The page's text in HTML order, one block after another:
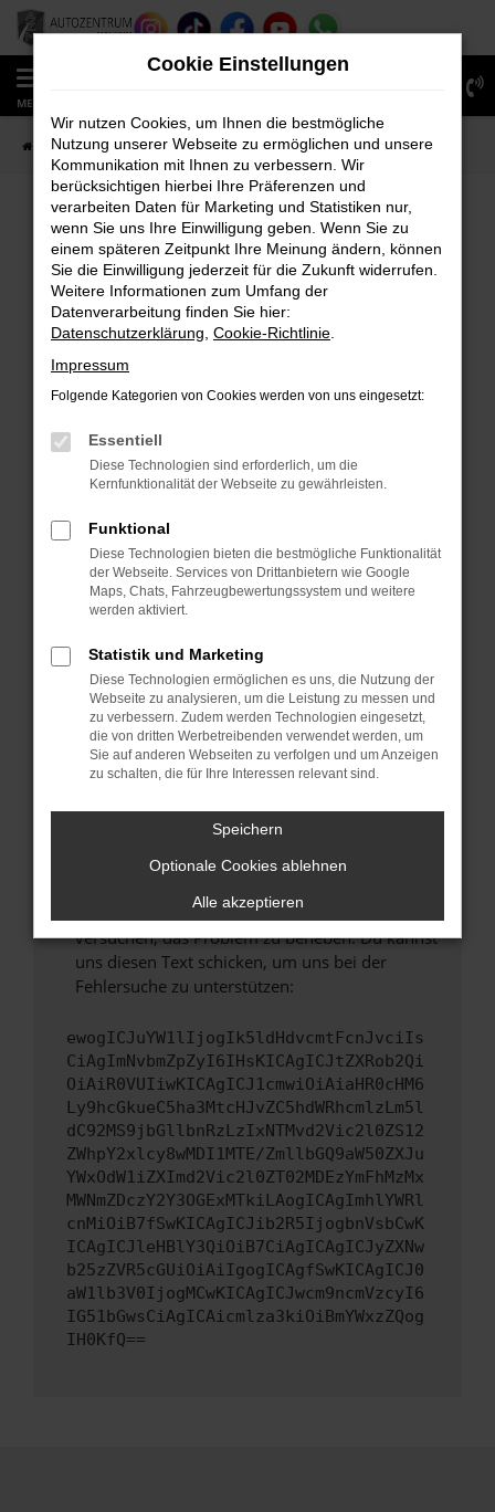
Zum
Hauptinhalt
springen
MENÜ
Startseite Fahrzeugverkauf Fahrzeug-Showroom
FEHLER: NETWORK ERROR
Beim Laden ist ein Fehler aufgetreten.
Hier sind ein paar Tipps, die dir helfen können:
Überprüfe deine Firewall und deine
Internetverbindung.
Laden andere Webseiten, zum Beispiel deine
Prüfe deine Browsererweiterungen.
Manche Erweiterungen, wie Werbeblocker,
verhindern. Funktioniert die Seite in einem
anderen Browser oder in einem privaten
Fenster?
Starte dein Gerät neu.
Probleme zu beheben.
Stelle sicher, dass dein Browser und dein
Betriebssystem auf dem neuesten Stand
sind.
Veraltete Software birgt nicht nur ein
Sicherheitsrisiko, sondern kann auch dazu
führen, dass bestimmte Funktionen nicht mehr
unterstützt werden.
Wende dich an den Webseitenbetreiber.
hast, kontaktiere uns bitte. Wir werden
versuchen, das Problem zu beheben. Du kannst
uns diesen Text schicken, um uns bei der
Fehlersuche zu unterstützen:
ewogICJuYW1lIjogIk5ldHdvcmtFcnJvciIs
CiAgImNvbmZpZyI6IHsKICAgICJtZXRob2Qi
OiAiR0VUIiwKICAgICJ1cmwiOiAiaHR0cHM6
Ly9hcGkueC5ha3MtcHJvZC5hdWRhcmlzLm5l
dC92MS9jbGllbnRzLzIxNTMvd2Vic2l0ZS12
ZWhpY2xlcy8wMDI1MTE/ZmllbGQ9aW50ZXJu
YWxOdW1iZXImd2Vic2l0ZT02MDEzYmFhMzMx
MWNmZDczY2Y3OGExMTkiLAogICAgImhlYWRl
cnMiOiB7fSwKICAgICJib2R5IjogbnVsbCwK
ICAgICJleHBlY3QiOiB7CiAgICAgICJyZXNw
b25zZVR5cGUiOiAiIgogICAgfSwKICAgICJ0
aW1lb3V0IjogMCwKICAgICJwcm9ncmVzcyI6
IG51bGwsCiAgICAicmlza3kiOiBmYWxzZQog
IH0KfQ==
Cookie Einstellungen
Wir nutzen Cookies, um Ihnen die bestmögliche
Nutzung unserer Webseite zu ermöglichen und unsere
Kommunikation mit Ihnen zu verbessern. Wir
berücksichtigen hierbei Ihre Präferenzen und
verarbeiten Daten für Marketing und Statistiken nur,
wenn Sie uns Ihre Einwilligung geben. Wenn Sie zu
einem späteren Zeitpunkt Ihre Meinung ändern, können
Sie die Einwilligung jederzeit für die Zukunft widerrufen.
Weitere Informationen zum Umfang der
Datenverarbeitung finden Sie hier:
Datenschutzerklärung Cookie-Richtlinie
Impressum
Folgende Kategorien von Cookies werden von uns eingesetzt:
Essentiell
Diese Technologien sind erforderlich, um die
Kernfunktionalität der Webseite zu gewährleisten.
Funktional
Diese Technologien bieten die bestmögliche Funktionalität
der Webseite. Services von Drittanbietern wie Google
Maps, Chats, Fahrzeugbewertungssystem und weitere
werden aktiviert.
Statistik und Marketing
Diese Technologien ermöglichen es uns, die Nutzung der
Webseite zu analysieren, um die Leistung zu messen und
zu verbessern. Zudem werden Technologien eingesetzt,
die von dritten Werbetreibenden verwendet werden, um
Sie auf anderen Webseiten zu verfolgen und um Anzeigen
zu schalten, die für Ihre Interessen relevant sind.
Speichern
Optionale Cookies ablehnen
Alle akzeptieren